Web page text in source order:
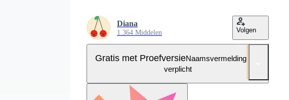
Diana
1.364 Middelen Volgen
Gratis met ProefversieNaamsvermelding niet
verplicht